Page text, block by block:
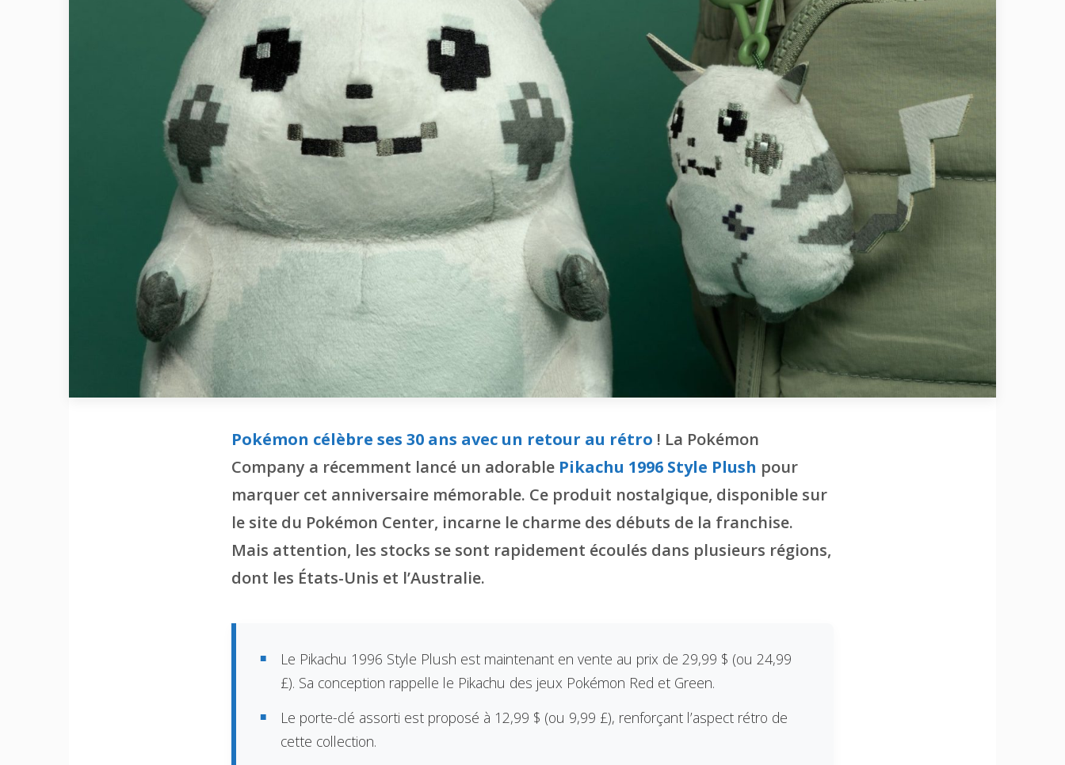
Pokémon célèbre ses 30 ans avec un retour au rétro ! La Pokémon
Company a récemment lancé un adorable Pikachu 1996 Style Plush pour
marquer cet anniversaire mémorable. Ce produit nostalgique, disponible sur
le site du Pokémon Center, incarne le charme des débuts de la franchise.
Mais attention, les stocks se sont rapidement écoulés dans plusieurs régions,
dont les États-Unis et l’Australie.
Le Pikachu 1996 Style Plush est maintenant en vente au prix de 29,99 $ (ou 24,99
£). Sa conception rappelle le Pikachu des jeux Pokémon Red et Green.
Le porte-clé assorti est proposé à 12,99 $ (ou 9,99 £), renforçant l’aspect rétro de
cette collection.